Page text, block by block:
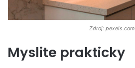
Zdroj: pexels.com
Myslite prakticky